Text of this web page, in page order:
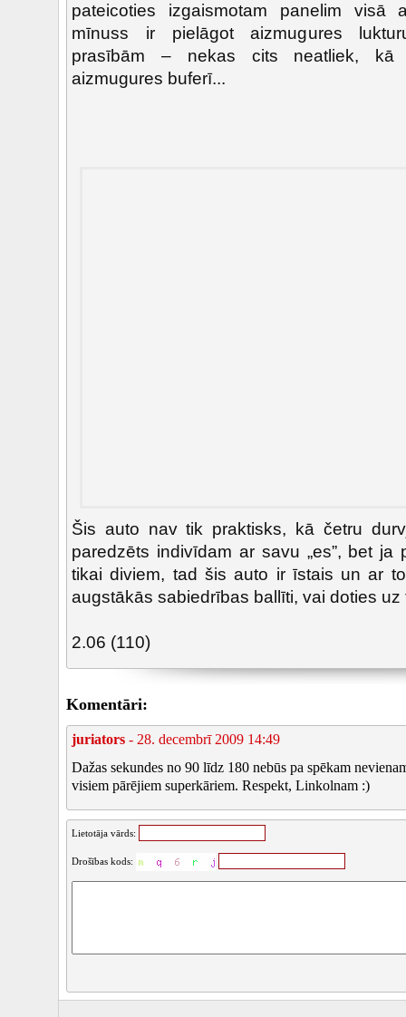
pateicoties izgaismotam panelim visā
mīnuss ir pielāgot aizmugures
prasībām – nekas cits neatliek, kā
aizmugures buferī...
Šis auto nav tik praktisks, kā četru
paredzēts indivīdam ar savu „es”, bet ja
tikai diviem, tad šis auto ir īstais un ar
augstākās sabiedrības ballīti, vai doties uz
2.06 (110)
Komentāri:
juriators - 28. decembrī 2009 14:49
Dažas sekundes no 90 līdz 180 nebūs pa spēkam
visiem pārējiem superkāriem. Respekt, Linkolnam :)
Lietotāja vārds:
Drošības kods: